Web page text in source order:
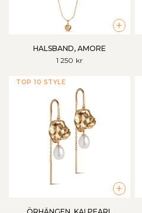
+
HALSBAND, AMORE
1 250 kr
TOP 10 STYLE
+